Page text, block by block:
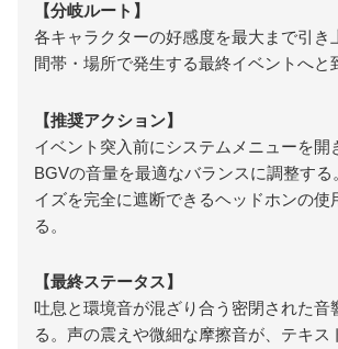
【分岐ルート】
各キャラクターの好感度を最大まで引き
間帯・場所で発生する最終イベントへと
【推奨アクション】
イベント突入前にシステムメニューを開
BGVの音量を最適なバランスに調整する
イズを完全に遮断できるヘッドホンの使
る。
【最終ステータス】
吐息と環境音が混ざり合う密閉された音
る。声の震えや微細な摩擦音が、テキス